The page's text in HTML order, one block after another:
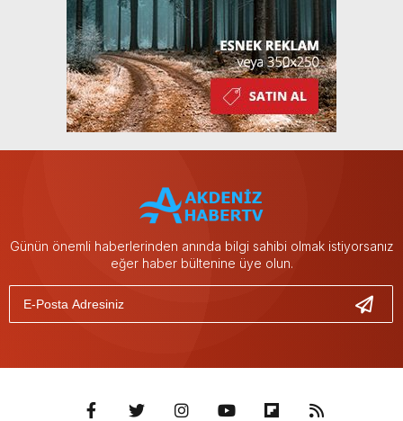
Günün önemli haberlerinden anında bilgi sahibi olmak istiyorsanız
eğer haber bültenine üye olun.